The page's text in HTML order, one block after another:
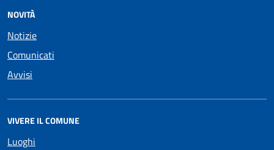
NOVITÀ
Notizie
Comunicati
Avvisi
VIVERE IL COMUNE
Luoghi